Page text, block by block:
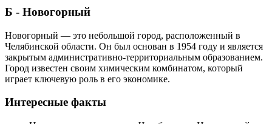
Б - Новогорный
Новогорный — это небольшой город, расположенный в
Челябинской области. Он был основан в 1954 году и является
закрытым административно-территориальным образованием.
Город известен своим химическим комбинатом, который
играет ключевую роль в его экономике.
Интересные факты